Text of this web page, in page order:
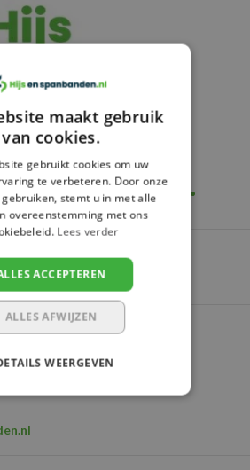
OP
maakt gebruik
van cookies.
gebruikt cookies om uw
te verbeteren. Door onze
stemt u in met alle
overeenstemming met ons
Lees verder
ACCEPTEREN
ALLES AFWIJZEN
WEERGEVEN